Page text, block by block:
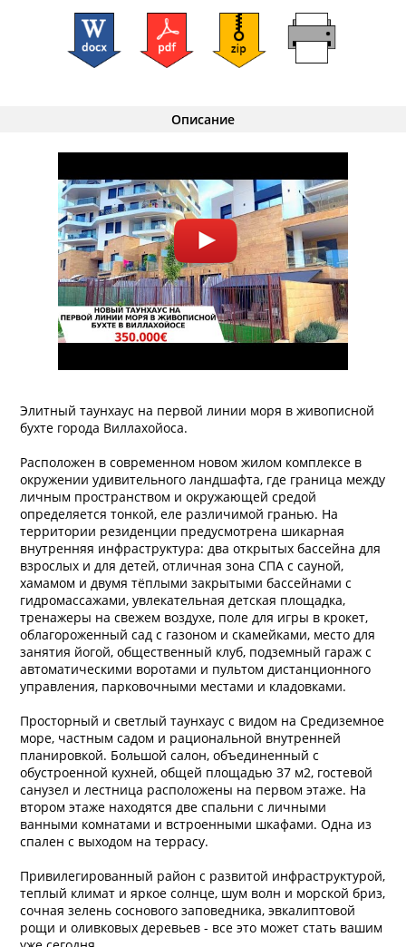
Описание
Элитный таунхаус на первой линии моря в живописной
бухте города Виллахойоса.
Расположен в современном новом жилом комплексе в
окружении удивительного ландшафта, где граница между
личным пространством и окружающей средой
определяется тонкой, еле различимой гранью. На
территории резиденции предусмотрена шикарная
внутренняя инфраструктура: два открытых бассейна для
взрослых и для детей, отличная зона СПА с сауной,
хамамом и двумя тёплыми закрытыми бассейнами с
гидромассажами, увлекательная детская площадка,
тренажеры на свежем воздухе, поле для игры в крокет,
облагороженный сад с газоном и скамейками, место для
занятия йогой, общественный клуб, подземный гараж с
автоматическими воротами и пультом дистанционного
управления, парковочными местами и кладовками.
Просторный и светлый таунхаус с видом на Средиземное
море, частным садом и рациональной внутренней
планировкой. Большой салон, объединенный с
обустроенной кухней, общей площадью 37 м2, гостевой
санузел и лестница расположены на первом этаже. На
втором этаже находятся две спальни с личными
ванными комнатами и встроенными шкафами. Одна из
спален с выходом на террасу.
Привилегированный район с развитой инфраструктурой,
теплый климат и яркое солнце, шум волн и морской бриз,
сочная зелень соснового заповедника, эвкалиптовой
рощи и оливковых деревьев - все это может стать вашим